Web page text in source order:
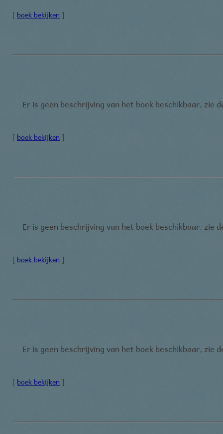
[ boek bekijken ]
Er is geen beschrijving van het boek beschikbaar,
[ boek bekijken ]
Er is geen beschrijving van het boek beschikbaar,
[ boek bekijken ]
Er is geen beschrijving van het boek beschikbaar,
[ boek bekijken ]